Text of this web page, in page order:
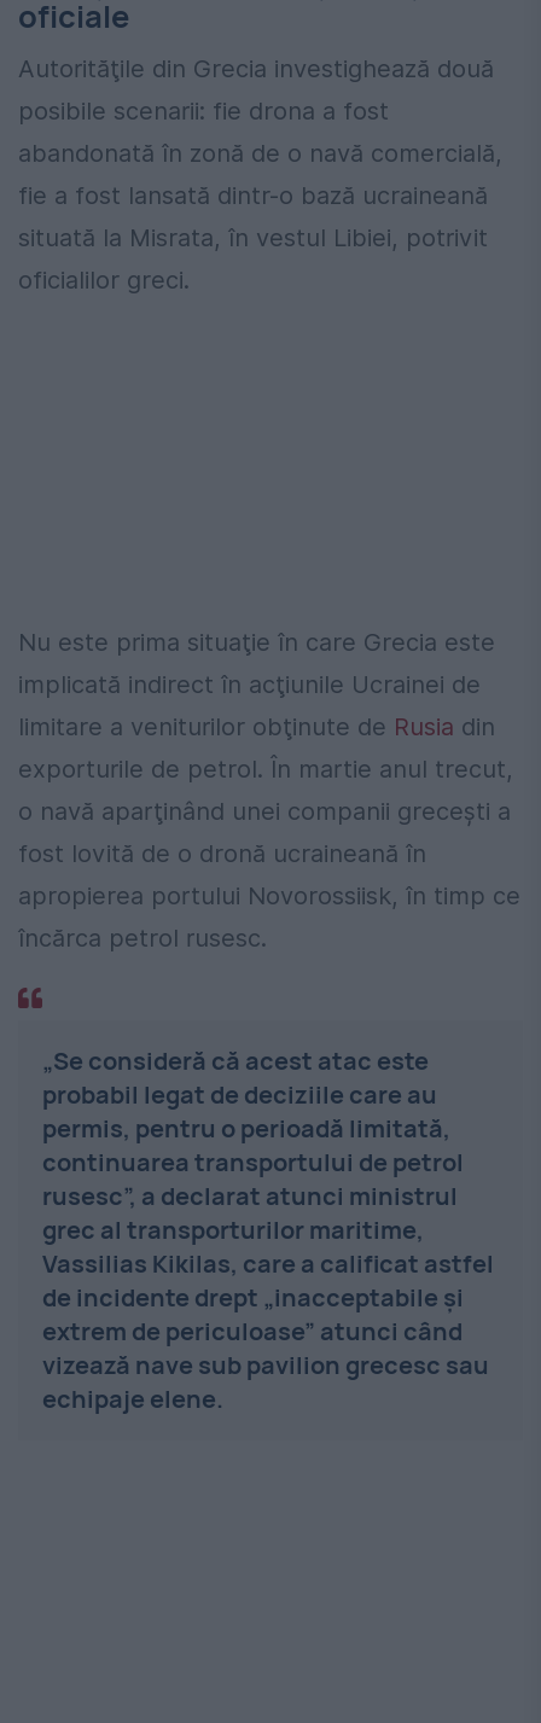
oficiale
Autorităţile din Grecia investighează două
posibile scenarii: fie drona a fost
abandonată în zonă de o navă comercială,
fie a fost lansată dintr-o bază ucraineană
situată la Misrata, în vestul Libiei, potrivit
oficialilor greci.
Nu este prima situaţie în care Grecia este
implicată indirect în acţiunile Ucrainei de
limitare a veniturilor obţinute de Rusia din
exporturile de petrol. În martie anul trecut,
o navă aparţinând unei companii greceşti a
fost lovită de o dronă ucraineană în
apropierea portului Novorossiisk, în timp ce
încărca petrol rusesc.
„Se consideră că acest atac este
probabil legat de deciziile care au
permis, pentru o perioadă limitată,
continuarea transportului de petrol
rusesc”, a declarat atunci ministrul
grec al transporturilor maritime,
Vassilias Kikilas, care a calificat astfel
de incidente drept „inacceptabile şi
extrem de periculoase” atunci când
vizează nave sub pavilion grecesc sau
echipaje elene.